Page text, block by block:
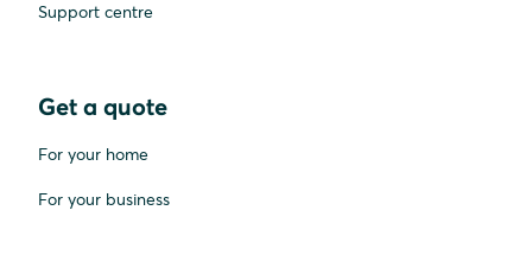
Support centre
Get a quote
For your home
For your business